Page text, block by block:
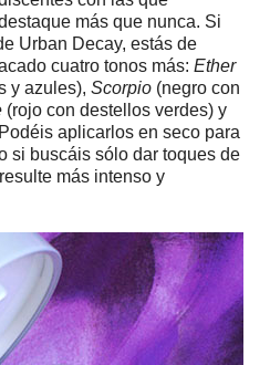
más que nunca. Si
Urban Decay, estás de
cuatro tonos más: Ether
y azules), Scorpio (negro con
(rojo con destellos verdes) y
aplicarlos en seco para
si buscáis sólo dar toques de
más intenso y